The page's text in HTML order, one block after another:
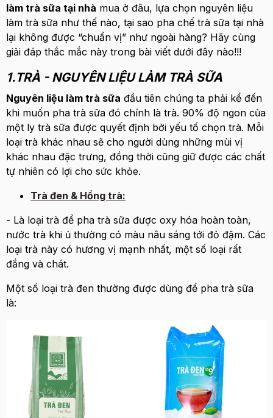
làm trà sữa tại nhà mua ở đâu, lựa chọn nguyên liệu
làm trà sữa như thế nào, tại sao pha chế trà sữa tại nhà
lại không được “chuẩn vị” như ngoài hàng? Hãy cùng
giải đáp thắc mắc này trong bài viết dưới đây nào!!!
1.TRÀ - NGUYÊN LIỆU LÀM TRÀ SỮA
Nguyên liệu làm trà sữa đầu tiên chúng ta phải kể đến
khi muốn pha trà sữa đó chính là trà. 90% độ ngon của
một ly trà sữa được quyết định bởi yếu tố chọn trà. Mỗi
loại trà khác nhau sẽ cho người dùng những mùi vị
khác nhau đặc trưng, đồng thời cũng giữ được các chất
tự nhiên có lợi cho sức khỏe.
Trà đen & Hồng trà:
- Là loại trà để pha trà sữa được oxy hóa hoàn toàn,
nước trà khi ủ thường có màu nâu sáng tới đỏ đậm. Các
loại trà này có hương vị mạnh nhất, một số loại rất
đắng và chát.
Một số loại trà đen thường được dùng để pha trà sữa
là: